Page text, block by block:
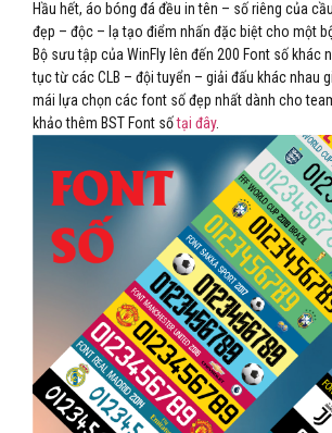
Hầu hết, áo bóng đá đều in tên – số riêng của
đẹp – độc – lạ tạo điểm nhấn đặc biệt cho một
Bộ sưu tập của WinFly lên đến 200 Font số khác
tục từ các CLB – đội tuyển – giải đấu khác nhau
mái lựa chọn các font số đẹp nhất dành cho
khảo thêm BST Font sốtại đây.